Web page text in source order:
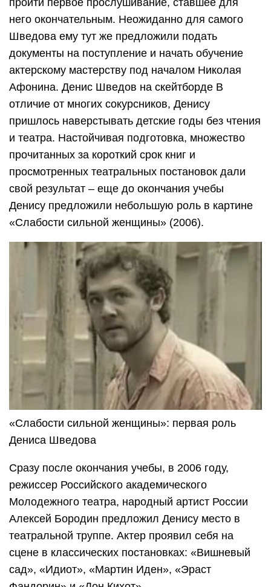
пройти первое прослушивание, ставшее для
него окончательным. Неожиданно для самого
Шведова ему тут же предложили подать
документы на поступление и начать обучение
актерскому мастерству под началом Николая
Афонина. Денис Шведов на скейтборде В
отличие от многих сокурсников, Денису
пришлось наверстывать детские годы без чтения
и театра. Настойчивая подготовка, множество
прочитанных за короткий срок книг и
просмотренных театральных постановок дали
свой результат – еще до окончания учебы
Денису предложили небольшую роль в картине
«Слабости сильной женщины» (2006).
«Слабости сильной женщины»: первая роль
Дениса Шведова
Сразу после окончания учебы, в 2006 году,
режиссер Российского академического
Молодежного театра, народный артист России
Алексей Бородин предложил Денису место в
театральной труппе. Актер проявил себя на
сцене в классических постановках: «Вишневый
сад», «Идиот», «Мартин Иден», «Эраст